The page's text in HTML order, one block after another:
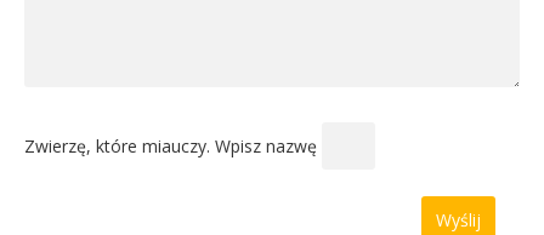
Zwierzę, które miauczy. Wpisz nazwę